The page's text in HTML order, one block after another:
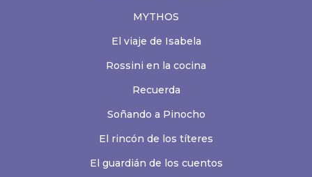
MYTHOS
El viaje de Isabela
Rossini en la cocina
Recuerda
Soñando a Pinocho
El rincón de los títeres
El guardián de los cuentos